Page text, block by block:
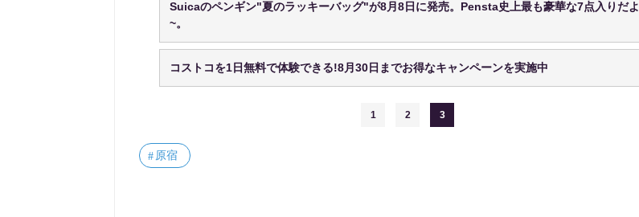
Suicaのペンギン"夏のラッキーバッグ"が8月8日に発売。Pensta史上最も豪華な7点入りだよ
~。
コストコを1日無料で体験できる!8月30日までお得なキャンペーンを実施中
1 2 3
原宿